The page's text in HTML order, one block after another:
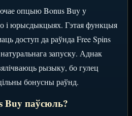
опцыю Bonus Buy у
і юрысдыкцыях. Гэтая функцыя
доступ да раўнда Free Spins
запуску. Аднак
рызыку, бо гулец
бонусны раўнд.
Buy паўсюль?